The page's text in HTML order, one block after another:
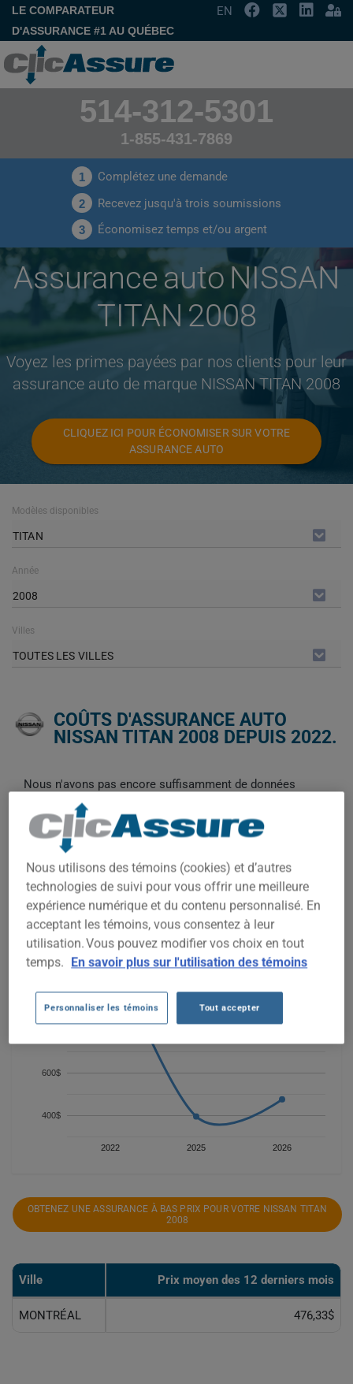
LE COMPARATEUR
D'ASSURANCE #1 AU QUÉBEC
EN
514-312-5301
1-855-431-7869
1 Complétez une demande
2 Recevez jusqu'à trois soumissions
3 Économisez temps et/ou argent
Assurance auto NISSAN
TITAN 2008
Voyez les primes payées par nos clients pour leur
assurance auto de marque NISSAN TITAN 2008
CLIQUEZ ICI POUR ÉCONOMISER SUR VOTRE
ASSURANCE AUTO
Modèles disponibles
TITAN
Année
2008
Villes
TOUTES LES VILLES
COÛTS D'ASSURANCE AUTO
NISSAN TITAN 2008 DEPUIS 2022.
Nous n'avons pas encore suffisamment de données
d'assurance auto pour ce véhicule.
Essayez un autre modèle ou une autre année, ou
commencez une soumission pour un prix personnalisé.
Pour trouver la meilleur assurance pour votre véhicule NISSAN
TITAN 2008, il est plus important que jamais de comparer les
options disponibles.
2022 2025 2026
400$
600$
1 200$
OBTENEZ UNE ASSURANCE À BAS PRIX POUR VOTRE NISSAN TITAN
2008
Ville Prix ​​moyen des 12 derniers mois
MONTRÉAL 476,33$
Nous utilisons des témoins (cookies) et d’autres
technologies de suivi pour vous offrir une meilleure
expérience numérique et du contenu personnalisé. En
acceptant les témoins, vous consentez à leur
utilisation. Vous pouvez modifier vos choix en tout
temps. En savoir plus sur l'utilisation des témoins
Personnaliser les témoins Tout accepter